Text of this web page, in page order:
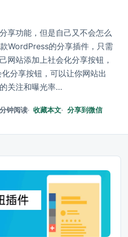
享功能，但是自己又不会怎么
WordPress的分享插件，只需
网站添加上社会化分享按钮，
分享按钮，可以让你网站出
关注和曝光率…
钟阅读 收藏本文 分享到微信